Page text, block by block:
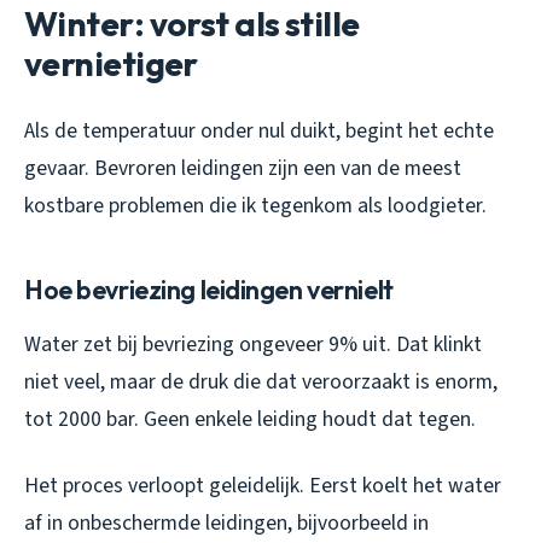
Winter: vorst als stille
vernietiger
Als de temperatuur onder nul duikt, begint het echte
gevaar. Bevroren leidingen zijn een van de meest
kostbare problemen die ik tegenkom als loodgieter.
Hoe bevriezing leidingen vernielt
Water zet bij bevriezing ongeveer 9% uit. Dat klinkt
niet veel, maar de druk die dat veroorzaakt is enorm,
tot 2000 bar. Geen enkele leiding houdt dat tegen.
Het proces verloopt geleidelijk. Eerst koelt het water
af in onbeschermde leidingen, bijvoorbeeld in